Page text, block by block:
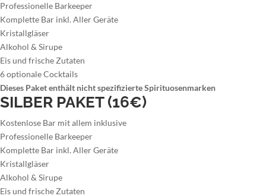
Professionelle Barkeeper
Komplette Bar inkl. Aller Geräte
Kristallgläser
Alkohol & Sirupe
Eis und frische Zutaten
6 optionale Cocktails
Dieses Paket enthält nicht spezifizierte Spirituosenmarken
SILBER PAKET (16€)
Kostenlose Bar mit allem inklusive
Professionelle Barkeeper
Komplette Bar inkl. Aller Geräte
Kristallgläser
Alkohol & Sirupe
Eis und frische Zutaten